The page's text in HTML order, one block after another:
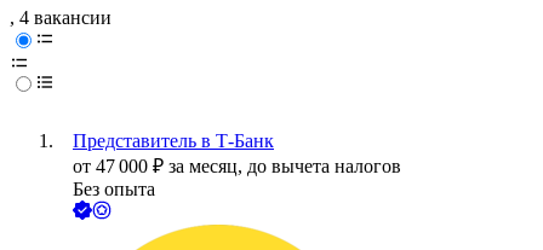
, 4 вакансии
Представитель в Т-Банк
от 47 000 ₽ за месяц, до вычета налогов
Без опыта